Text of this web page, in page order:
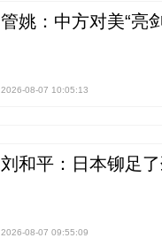
管姚：中方对美“亮
2026-08-07 10:05:13
刘和平：日本铆足
2026-08-07 09:55:09